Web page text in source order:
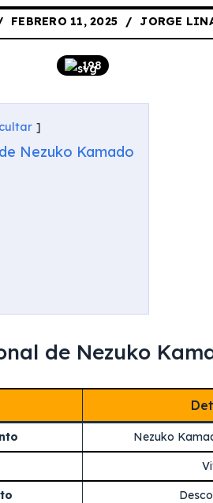
FEBRERO 11, 2025 JORGE
198
Nezuko Kamado
de Nezuko
Nezuko